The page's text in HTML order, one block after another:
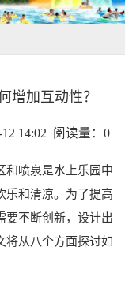
增加互动性？
14:02 阅读量： 0
和喷泉是水上乐园中
乐和清凉。为了提高
要不断创新，设计出
将从八个方面探讨如